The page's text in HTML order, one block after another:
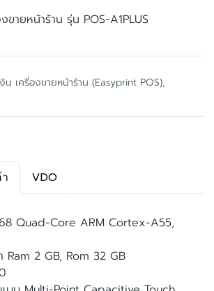
ขายหน้าร้าน รุ่น POS-A1PLUS
น เครื่องขายหน้าร้าน (Easyprint POS),
VDO
Quad-Core ARM Cortex-A55,
Ram 2 GB, Rom 32 GB